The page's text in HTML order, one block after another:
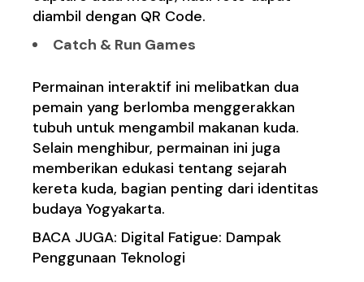
diambil dengan QR Code.
Catch & Run Games
Permainan interaktif ini melibatkan dua
pemain yang berlomba menggerakkan
tubuh untuk mengambil makanan kuda.
Selain menghibur, permainan ini juga
memberikan edukasi tentang sejarah
kereta kuda, bagian penting dari identitas
budaya Yogyakarta.
BACA JUGA: Digital Fatigue: Dampak
Penggunaan Teknologi